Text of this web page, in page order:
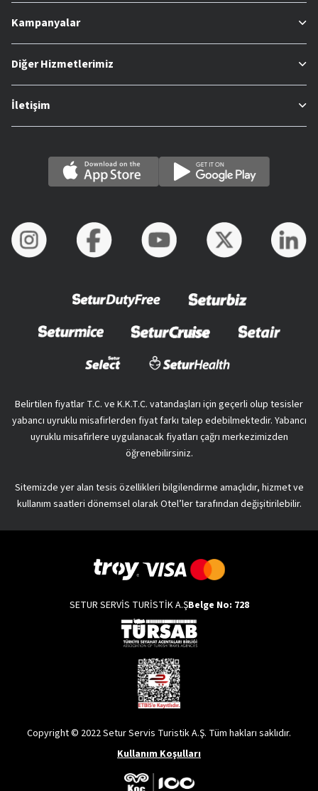
Kampanyalar
Diğer Hizmetlerimiz
İletişim
Belirtilen fiyatlar T.C. ve K.K.T.C. vatandaşları için geçerli olup tesisler
yabancı uyruklu misafirlerden fiyat farkı talep edebilmektedir. Yabancı
uyruklu misafirlere uygulanacak fiyatları çağrı merkezimizden
öğrenebilirsiniz.
Sitemizde yer alan tesis özellikleri bilgilendirme amaçlıdır, hizmet ve
kullanım saatleri dönemsel olarak Otel’ler tarafından değişitirilebilir.
SETUR SERVİS TURİSTİK A.ŞBelge No: 728
Copyright © 2022 Setur Servis Turistik A.Ş. Tüm hakları saklıdır.
Kullanım Koşulları